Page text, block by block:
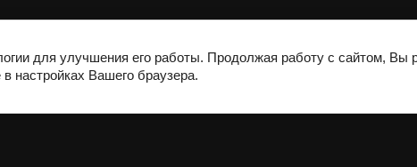
для улучшения его работы. Продолжая работу с сайтом, Вы
настройках Вашего браузера.